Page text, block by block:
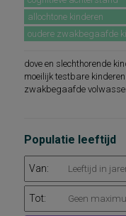
allochtone kinderen
oudere zwakbegaafde
dove en slechthorende
moeilijk testbare kinderen
zwakbegaafde
Populatie leeftijd
Van:
Tot: